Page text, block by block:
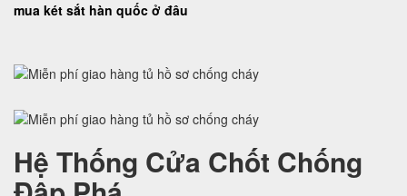
mua két sắt hàn quốc ở đâu
Hệ Thống Cửa Chốt Chống